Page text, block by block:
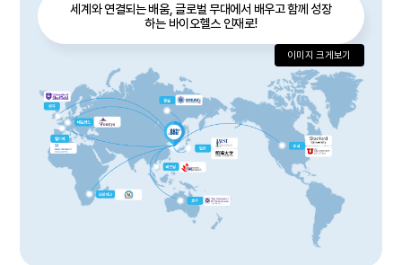
세계와 연결되는 배움, 글로벌 무대에서 배우고 함께 성장
하는 바이오헬스 인재로!
이미지 크게보기